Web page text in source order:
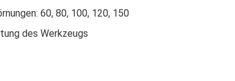
60, 80, 100, 120, 150
des Werkzeugs